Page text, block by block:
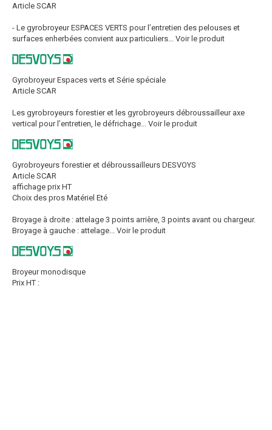
Article SCAR
- Le gyrobroyeur ESPACES VERTS pour l’entretien des pelouses et
surfaces enherbées convient aux particuliers... Voir le produit
Gyrobroyeur Espaces verts et Série spéciale
Article SCAR
Les gyrobroyeurs forestier et les gyrobroyeurs débroussailleur axe
vertical pour l’entretien, le défrichage... Voir le produit
Gyrobroyeurs forestier et débroussailleurs DESVOYS
Article SCAR
affichage prix HT
Choix des pros Matériel Eté
Broyage à droite : attelage 3 points arrière, 3 points avant ou chargeur.
Broyage à gauche : attelage... Voir le produit
Broyeur monodisque
Prix HT :